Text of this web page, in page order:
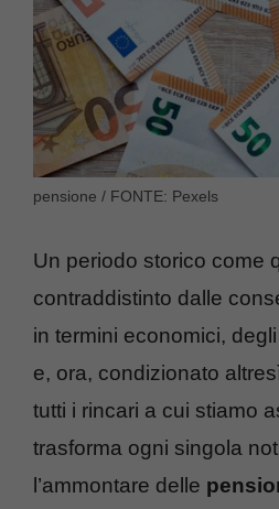
pensione / FONTE: Pexels
Un periodo storico come
contraddistinto dalle
in termini economici,
e, ora, condizionato
tutti i rincari a cui stiamo
trasforma ogni singola
l’ammontare delle